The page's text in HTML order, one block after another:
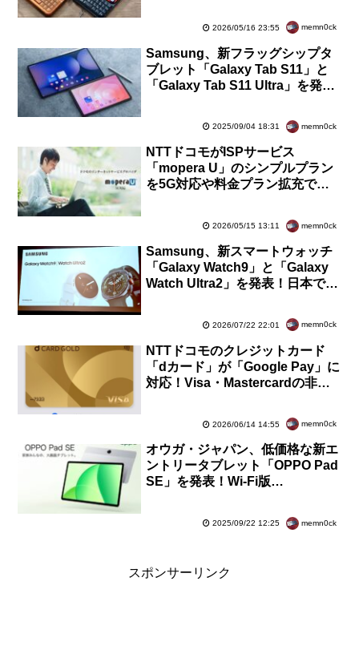
2026/05/16 23:55 memn0ck
Samsung、新フラッグシップタ
ブレット「Galaxy Tab S11」と
「Galaxy Tab S11 Ultra」を発
2025/09/04 18:31 memn0ck
NTTドコモがISPサービス
「mopera U」のシンプルプラン
を5G対応や料金プラン拡充で月
2026/05/15 13:11 memn0ck
Samsung、新スマートウォッチ
「Galaxy Watch9」と「Galaxy
Watch Ultra2」を発表！日本でも
2026/07/22 22:01 memn0ck
NTTドコモのクレジットカード
「dカード」が「Google Pay」に
対応！Visa・Mastercardの非接
2026/06/14 14:55 memn0ck
オウガ・ジャパン、低価格な新エ
ントリータブレット「OPPO Pad
SE」を発表！Wi-Fi版
2025/09/22 12:25 memn0ck
スポンサーリンク